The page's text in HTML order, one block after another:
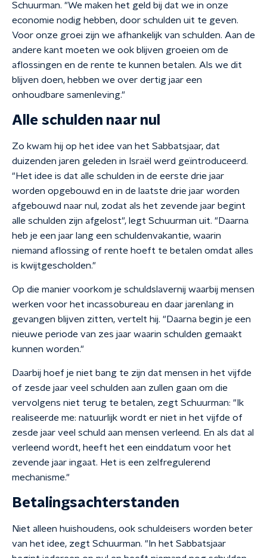
Schuurman. "We maken het geld bij dat we in onze
economie nodig hebben, door schulden uit te geven.
Voor onze groei zijn we afhankelijk van schulden. Aan de
andere kant moeten we ook blijven groeien om de
aflossingen en de rente te kunnen betalen. Als we dit
blijven doen, hebben we over dertig jaar een
onhoudbare samenleving."
Alle schulden naar nul
Zo kwam hij op het idee van het Sabbatsjaar, dat
duizenden jaren geleden in Israël werd geïntroduceerd.
"Het idee is dat alle schulden in de eerste drie jaar
worden opgebouwd en in de laatste drie jaar worden
afgebouwd naar nul, zodat als het zevende jaar begint
alle schulden zijn afgelost", legt Schuurman uit. "Daarna
heb je een jaar lang een schuldenvakantie, waarin
niemand aflossing of rente hoeft te betalen omdat alles
is kwijtgescholden."
Op die manier voorkom je schuldslavernij waarbij mensen
werken voor het incassobureau en daar jarenlang in
gevangen blijven zitten, vertelt hij. "Daarna begin je een
nieuwe periode van zes jaar waarin schulden gemaakt
kunnen worden."
Daarbij hoef je niet bang te zijn dat mensen in het vijfde
of zesde jaar veel schulden aan zullen gaan om die
vervolgens niet terug te betalen, zegt Schuurman: "Ik
realiseerde me: natuurlijk wordt er niet in het vijfde of
zesde jaar veel schuld aan mensen verleend. En als dat al
verleend wordt, heeft het een einddatum voor het
zevende jaar ingaat. Het is een zelfregulerend
mechanisme."
Betalingsachterstanden
Niet alleen huishoudens, ook schuldeisers worden beter
van het idee, zegt Schuurman. "In het Sabbatsjaar